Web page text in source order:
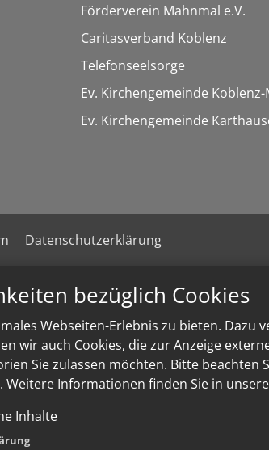
bezüglich Cookies
Webseiten-Erlebnis zu bieten.
wir auch Cookies, die zur Anzeige
Sie zulassen möchten. Bitte
Weitere Informationen finden Sie in
Inhalte
Förderverein Mahnmal e.V.
Caritasverband Koblenz
Telefonseelsorge
Ev. Kirchengemeinde
Ev. Kirchengemeinde
Datenschutzerklärung